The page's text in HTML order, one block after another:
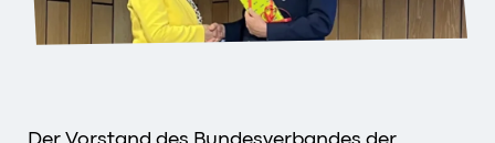
Der Vorstand des Bundesverbandes der